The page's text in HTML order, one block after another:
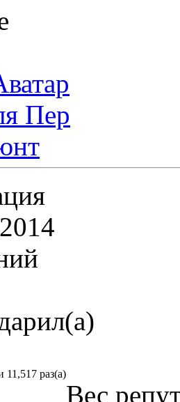
11,517 раз(а)
Вес